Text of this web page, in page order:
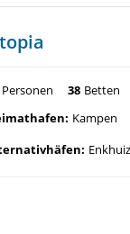
Personen 38 Betten
Kampen